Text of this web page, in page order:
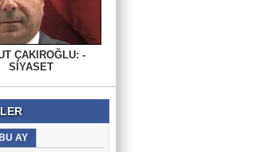
ÇAKIROĞLU: -
SİYASET
BU AY